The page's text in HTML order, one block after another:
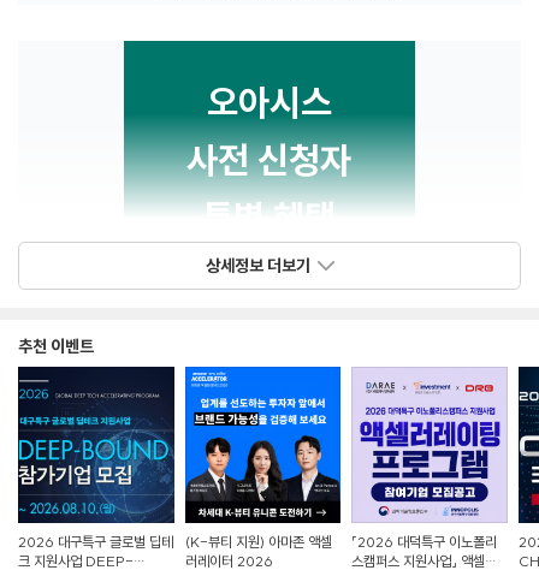
오아시스
사전 신청자
특별 혜택
첫해에 가입비, 연회비를 면제해 드립니다. 보다 좋은 제품을 보다 높은
마진에 무료로 다운로드 받아 판매하세요!
신청자에게는 이 모든 것이 공짜입니다.
2. 무료세미나
상세정보 더보기
추천 이벤트
2026 대구특구 글로벌 딥테
크 지원사업 DEEP-
(K-뷰티 지원) 아마존 액셀
러레이터 2026
「2026 대덕특구 이노폴리
스캠퍼스 지원사업」 액셀러